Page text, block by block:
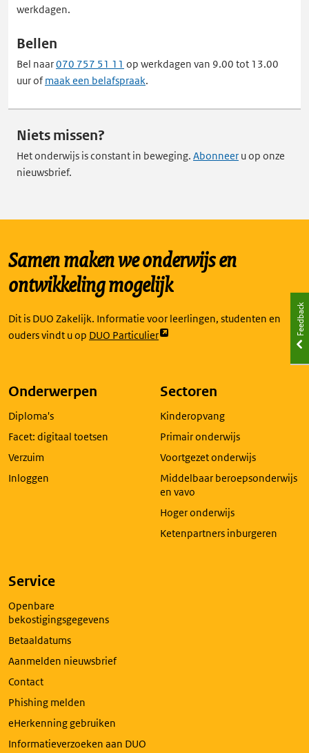
werkdagen.
Bellen
Bel naar070 757 51 11 op werkdagen van 9.00 tot 13.00
uur ofmaak een belafspraak.
Niets missen?
Het onderwijs is constant in beweging. Abonneer u op onze
nieuwsbrief.
Samen maken we onderwijs en
ontwikkeling mogelijk
Dit is DUO Zakelijk. Informatie voor leerlingen, studenten en
ouders vindt u op DUO Particulier
Link
in
nieuw
Onderwerpen
Diploma's
Facet: digitaal toetsen
Verzuim
Inloggen
Sectoren
Kinderopvang
Primair onderwijs
Voortgezet onderwijs
Middelbaar beroepsonderwijs
en vavo
Hoger onderwijs
Ketenpartners inburgeren
Service
Openbare
bekostigingsgegevens
Betaaldatums
Aanmelden nieuwsbrief
Contact
Phishing melden
eHerkenning gebruiken
Informatieverzoeken aan DUO
Feedback